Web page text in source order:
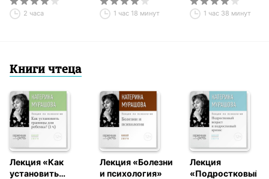
2 часа 1 час 18 минут 1 час 38 минут
Книги чтеца
Лекция «Как
установить
Лекция «Болезни
и психология»
Лекция
«Подростковый